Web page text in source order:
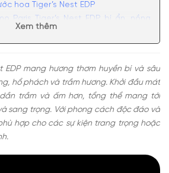
hoa Tiger’s Nest EDP
Paris Tiger’s Nest EDP bí ẩn, nồng
hoa unisex Tiger’s Nest EDP
Xem thêm
EDPmang hương thơm huyền bí và sâu
hổ phách và trầm hương. Khởi đầu mát
trầm và ấm hơn, tổng thể mang tới
sang trọng. Với phong cách độc đáo và
hợp cho các sự kiện trang trọng hoặc